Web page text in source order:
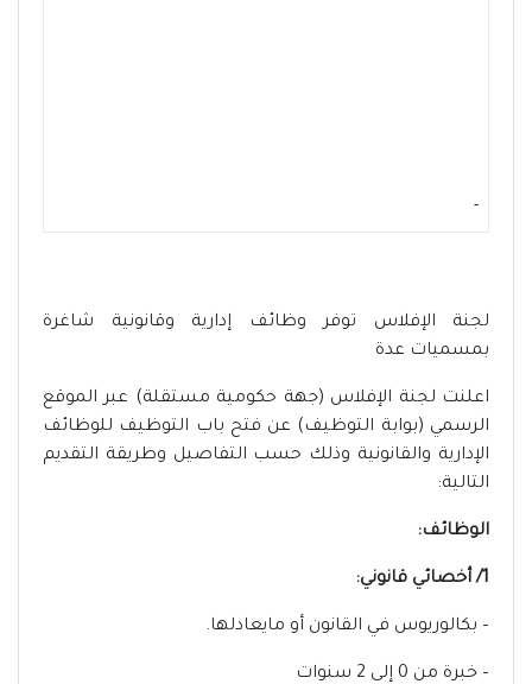
-
لجنة الإفلاس توفر وظائف إدارية وقانونية شاغرة
بمسميات عدة
اعلنت لجنة الإفلاس (جهة حكومية مستقلة) عبر الموقع
الرسمي (بوابة التوظيف) عن فتح باب التوظيف للوظائف
الإدارية والقانونية وذلك حسب التفاصيل وطريقة التقديم
التالية:
الوظائف:
1/ أخصائي قانوني:
– بكالوريوس في القانون أو مايعادلها.
– خبرة من 0 إلى 2 سنوات